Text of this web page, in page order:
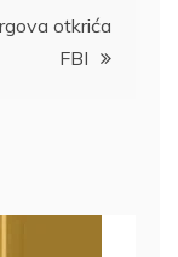
otkrića
FBI